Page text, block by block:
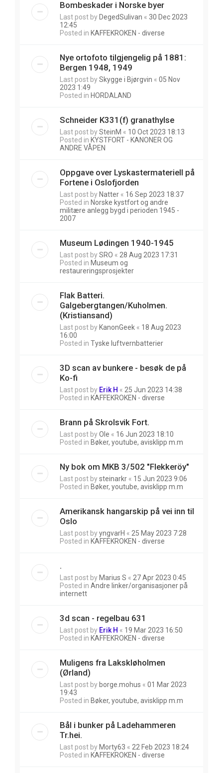
Bombeskader i Norske byer
Last post by DegedSulivan « 30 Dec 2023
12:45
Posted in KAFFEKROKEN - diverse
Nye ortofoto tilgjengelig på 1881:
Bergen 1948, 1949
Last post bySkygge i Bjørgvin « 05 Nov
2023 1:49
Posted in HORDALAND
Schneider K331(f) granathylse
Last post bySteinM « 10 Oct 2023 18:13
Posted in KYSTFORT - KANONER OG
ANDRE VÅPEN
Oppgave over Lyskastermateriell på
Fortene i Oslofjorden
Last post by Natter « 16 Sep 2023 18:37
Posted in Norske kystfort og andre
militære anlegg bygd i perioden 1945 -
2007
Museum Lødingen 1940-1945
Last post bySRO « 28 Aug 2023 17:31
Posted in Museum og
restaureringsprosjekter
Flak Batteri.
Galgebergtangen/Kuholmen.
(Kristiansand)
Last post by KanonGeek « 18 Aug 2023
16:00
Posted in Tyske luftvernbatterier
3D scan av bunkere - besøk de på
Ko-fi
Last post by Erik H « 25 Jun 2023 14:38
Posted in KAFFEKROKEN - diverse
Brann på Skrolsvik Fort.
Last post byOle « 16 Jun 2023 18:10
Posted in Bøker, youtube, avisklipp m.m
Ny bok om MKB 3/502 "Flekkeröy"
Last post bysteinarkr « 15 Jun 2023 9:06
Posted in Bøker, youtube, avisklipp m.m
Amerikansk hangarskip på vei inn til
Oslo
Last post byyngvarH « 25 May 2023 7:28
Posted in KAFFEKROKEN - diverse
.
Last post by Marius S « 27 Apr 2023 0:45
Posted in Andre linker/organisasjoner på
internett
3d scan - regelbau 631
Last post by Erik H « 19 Mar 2023 16:50
Posted in KAFFEKROKEN - diverse
Muligens fra Lakskløholmen
(Ørland)
Last post by borge.mohus « 01 Mar 2023
19:43
Posted in Bøker, youtube, avisklipp m.m
Bål i bunker på Ladehammeren
Tr.hei.
Last post by Morty63 « 22 Feb 2023 18:24
Posted in KAFFEKROKEN - diverse